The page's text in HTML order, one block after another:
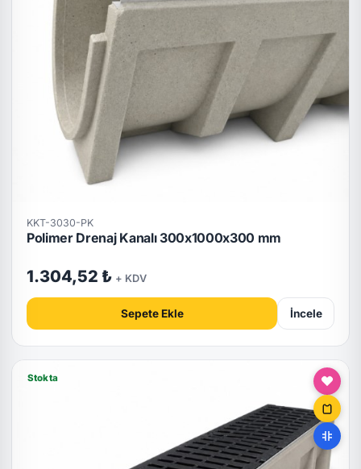
KKT-3030-PK
Polimer Drenaj Kanalı 300x1000x300 mm
1.304,52 ₺ + KDV
Sepete Ekle İncele
Stokta